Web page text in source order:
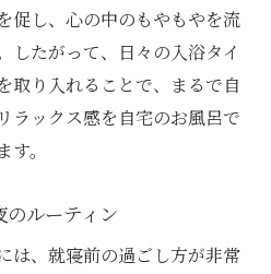
促し、心の中のもやもやを流
したがって、日々の入浴タイ
取り入れることで、まるで自
ラックス感を自宅のお風呂で
。
ルーティン
は、就寝前の過ごし方が非常